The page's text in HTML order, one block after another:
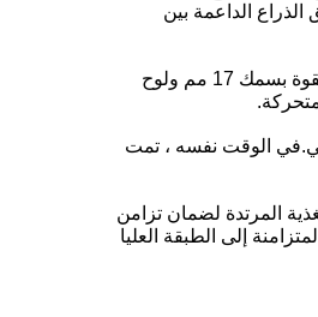
تطبيق الذراع الداعمة بين
(5) الخطوة المنقولة: العارضة المنقولة ملحومة بملفات فولاذية كربونية عالية الجودة لتشكيل دعامة ، والدواسة مصنوعة من لوح خشبي مصفح مصفح عالي القوة بسمك 17 مم ولوح
الوقت نفسه ، تمت
المرتدة لضمان تزامن
إلى الطبقة العليا